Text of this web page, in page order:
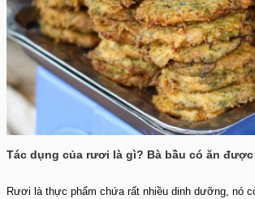
Tác dụng của rươi là gì? Bà bầu có ăn
Rươi là thực phẩm chứa rất nhiều dinh dưỡng, nó